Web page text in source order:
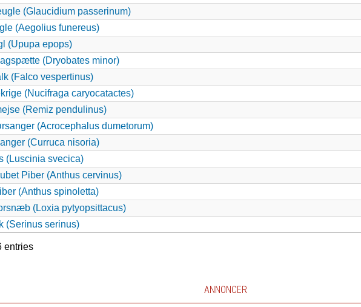
(Glaucidium passerinum)
(Aegolius funereus)
(Upupa epops)
(Dryobates minor)
(Falco vespertinus)
(Nucifraga caryocatactes)
(Remiz pendulinus)
(Acrocephalus dumetorum)
(Curruca nisoria)
(Luscinia svecica)
Piber (Anthus cervinus)
(Anthus spinoletta)
(Loxia pytyopsittacus)
(Serinus serinus)
entries
ANNONCER